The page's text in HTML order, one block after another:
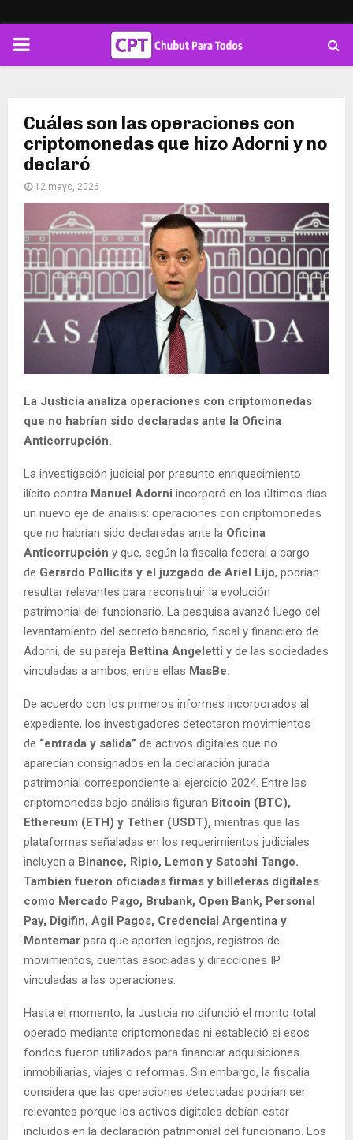
PRIMARY
Cuáles son las operaciones con
criptomonedas que hizo Adorni y no
declaró
12 mayo, 2026
La Justicia analiza operaciones con criptomonedas
que no habrían sido declaradas ante la Oficina
Anticorrupción.
La investigación judicial por presunto enriquecimiento
ilícito contra Manuel Adorni incorporó en los últimos días
un nuevo eje de análisis: operaciones con criptomonedas
que no habrían sido declaradas ante la Oficina
Anticorrupción y que, según la fiscalía federal a cargo
de Gerardo Pollicita y el juzgado de Ariel Lijo, podrían
resultar relevantes para reconstruir la evolución
patrimonial del funcionario. La pesquisa avanzó luego del
levantamiento del secreto bancario, fiscal y financiero de
Adorni, de su pareja Bettina Angeletti y de las sociedades
vinculadas a ambos, entre ellas MasBe.
De acuerdo con los primeros informes incorporados al
expediente, los investigadores detectaron movimientos
de “entrada y salida” de activos digitales que no
aparecían consignados en la declaración jurada
patrimonial correspondiente al ejercicio 2024. Entre las
criptomonedas bajo análisis figuran Bitcoin (BTC),
Ethereum (ETH) y Tether (USDT), mientras que las
plataformas señaladas en los requerimientos judiciales
incluyen a Binance, Ripio, Lemon y Satoshi Tango.
También fueron oficiadas firmas y billeteras digitales
como Mercado Pago, Brubank, Open Bank, Personal
Pay, Digifin, Ágil Pagos, Credencial Argentina y
Montemar para que aporten legajos, registros de
movimientos, cuentas asociadas y direcciones IP
vinculadas a las operaciones.
Hasta el momento, la Justicia no difundió el monto total
operado mediante criptomonedas ni estableció si esos
fondos fueron utilizados para financiar adquisiciones
inmobiliarias, viajes o reformas. Sin embargo, la fiscalía
considera que las operaciones detectadas podrían ser
relevantes porque los activos digitales debían estar
incluidos en la declaración patrimonial del funcionario. Los